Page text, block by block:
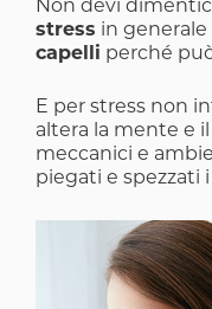
Non devi
stress in generale
capelli perché
E per stress non
altera la mente e
meccanici e
piegati e spezzati